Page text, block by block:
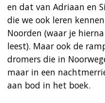
en dat van Adriaan en
die we ook leren
Noorden (waar je
leest). Maar ook de
dromers die in
maar in een
aan bod in het boek.